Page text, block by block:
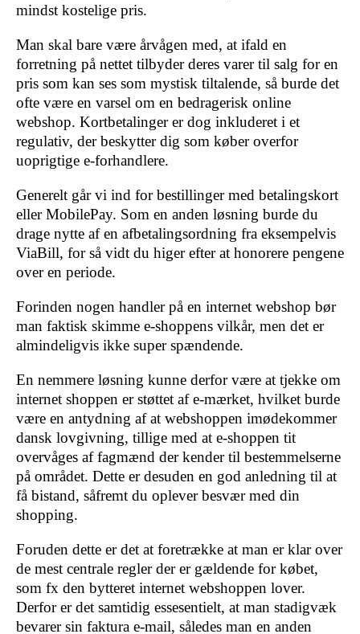
mindst kostelige pris.
Man skal bare være årvågen med, at ifald en
forretning på nettet tilbyder deres varer til salg for en
pris som kan ses som mystisk tiltalende, så burde det
ofte være en varsel om en bedragerisk online
webshop. Kortbetalinger er dog inkluderet i et
regulativ, der beskytter dig som køber overfor
uoprigtige e-forhandlere.
Generelt går vi ind for bestillinger med betalingskort
eller MobilePay. Som en anden løsning burde du
drage nytte af en afbetalingsordning fra eksempelvis
ViaBill, for så vidt du higer efter at honorere pengene
over en periode.
Forinden nogen handler på en internet webshop bør
man faktisk skimme e-shoppens vilkår, men det er
almindeligvis ikke super spændende.
En nemmere løsning kunne derfor være at tjekke om
internet shoppen er støttet af e-mærket, hvilket burde
være en antydning af at webshoppen imødekommer
dansk lovgivning, tillige med at e-shoppen tit
overvåges af fagmænd der kender til bestemmelserne
på området. Dette er desuden en god anledning til at
få bistand, såfremt du oplever besvær med din
shopping.
Foruden dette er det at foretrække at man er klar over
de mest centrale regler der er gældende for købet,
som fx den bytteret internet webshoppen lover.
Derfor er det samtidig essesentielt, at man stadigvæk
bevarer sin faktura e-mail, således man en anden